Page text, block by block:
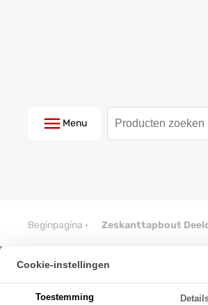
Menu
Beginpagina · Zeskanttapbout
Cookie-instellingen
Toestemming
Zeskanttapbout